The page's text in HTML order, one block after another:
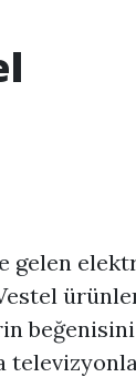
gelen
beğenisini